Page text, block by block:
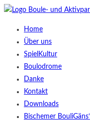
Home
Über uns
SpielKultur
Boulodrome
Danke
Kontakt
Downloads
Bischemer BouliGäns‘